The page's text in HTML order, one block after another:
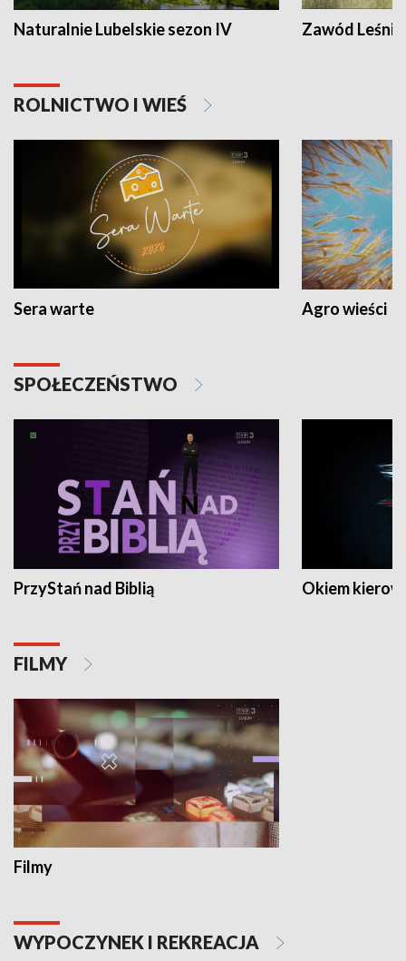
Naturalnie Lubelskie sezon IV Zawód Leśnik
ROLNICTWO I WIEŚ
Sera warte Agro wieści
SPOŁECZEŃSTWO
PrzyStań nad Biblią Okiem
FILMY
Filmy
WYPOCZYNEK I REKREACJA